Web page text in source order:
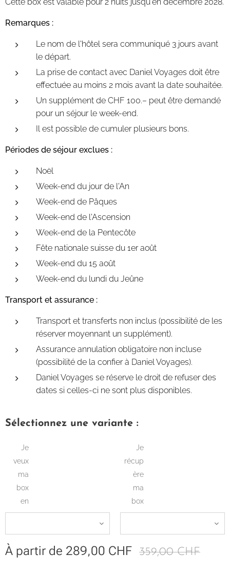
Remarques :
Le nom de l'hôtel sera communiqué 3 jours avant
le départ.
La prise de contact avec Daniel Voyages doit être
effectuée au moins 2 mois avant la date souhaitée.
Un supplément de CHF 100.– peut être demandé
pour un séjour le week-end.
Il est possible de cumuler plusieurs bons.
Périodes de séjour exclues :
Noël
Week-end du jour de l'An
Week-end de Pâques
Week-end de l'Ascension
Week-end de la Pentecôte
Fête nationale suisse du 1er août
Week-end du 15 août
Week-end du lundi du Jeûne
Transport et assurance :
Transport et transferts non inclus (possibilité de les
réserver moyennant un supplément).
Assurance annulation obligatoire non incluse
(possibilité de la confier à Daniel Voyages).
Daniel Voyages se réserve le droit de refuser des
dates si celles-ci ne sont plus disponibles.
Sélectionnez une variante :
Je
veux
ma
box
en
Je
récup
ère
ma
box
À partir de 289,00 CHF 359,00CHF